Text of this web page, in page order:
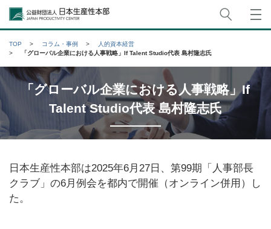
公益財団法人日本生産性本部
TOP コラム・事例
人的資本経営
「グローバル企業における人事戦略」If Talent Studio代表 島村隆志氏
「グローバル企業における人事戦略」If
Talent Studio代表 島村隆志氏
日本生産性本部は2025年6月27日、第99期「人事部長
クラブ」の6月例会を都内で開催（オンライン併用）し
た。